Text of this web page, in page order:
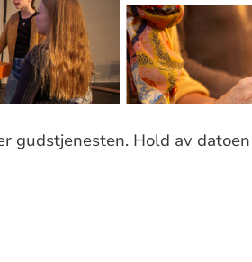
gudstjenesten. Hold av